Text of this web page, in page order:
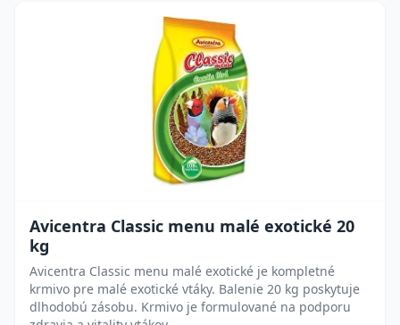
Avicentra Classic menu malé exotické 20
kg
Avicentra Classic menu malé exotické je kompletné
krmivo pre malé exotické vtáky. Balenie 20 kg poskytuje
dlhodobú zásobu. Krmivo je formulované na podporu